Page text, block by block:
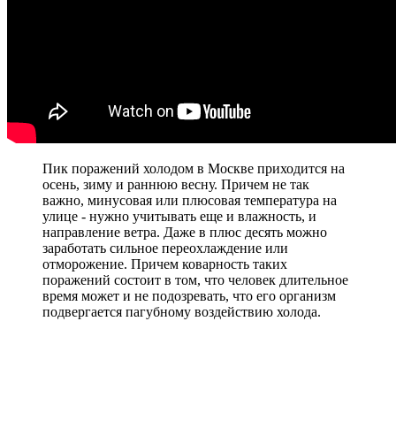
Пик поражений холодом в Москве приходится на
осень, зиму и раннюю весну. Причем не так
важно, минусовая или плюсовая температура на
улице - нужно учитывать еще и влажность, и
направление ветра. Даже в плюс десять можно
заработать сильное переохлаждение или
отморожение. Причем коварность таких
поражений состоит в том, что человек длительное
время может и не подозревать, что его организм
подвергается пагубному воздействию холода.